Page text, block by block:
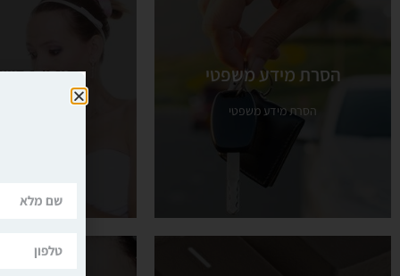
הסרת מידע משפטי
הסרת מידע משפטי
הסרת מידע משפטי מחיקת